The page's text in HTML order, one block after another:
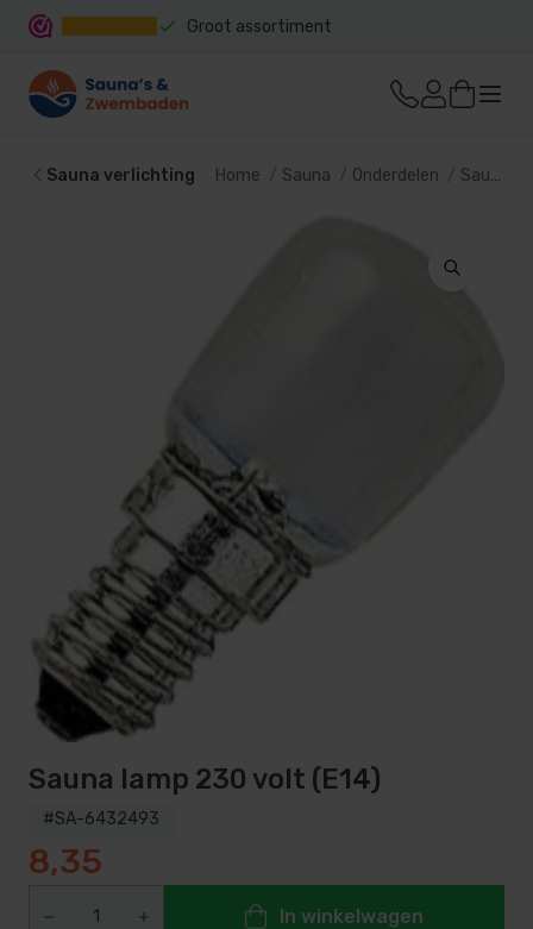
Groot assortiment
Sauna verlichting Home Sauna Onderdelen Sauna verlichting
Sauna lamp 230 volt (E14)
#SA-6432493
8,35
In winkelwagen